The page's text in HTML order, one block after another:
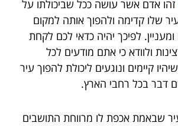
זהו אדם אשר עושה ככל שביכולתו על
שלו קדימה ולהפוך אותה למקום
לפיכך יהיה כדאי לכם לקחת
ולוודא כי אתם מודעים לכל
קיימים ונוגעים ליכולת להפוך עיר
דבר בכל רחבי הארץ.
שבאמת אכפת לו מרווחת התושבים